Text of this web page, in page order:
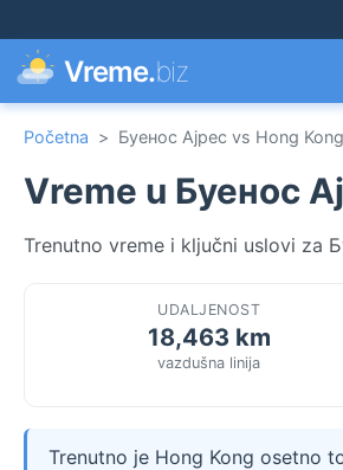
Vreme.biz
Početna > Буенос Ајрес vs Hong Kong
Vreme u Буенос
Trenutno vreme i ključni uslovi za
UDALJENOST
18,463 km
vazdušna linija
Trenutno je Hong Kong osetno